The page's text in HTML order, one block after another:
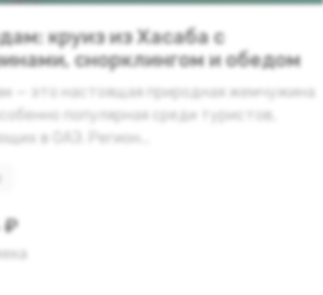
круиз из Хасаба с
снорклингом и обедом
— это настоящая природная жемчужина
популярная среди туристов,
в ОАЭ. Регион...
₽